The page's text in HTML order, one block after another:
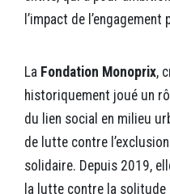
l’impact de
La Fondation Monoprix,
historiquement joué un
du lien social en milieu
de lutte contre
solidaire. Depuis 2019,
la lutte contre la solitude